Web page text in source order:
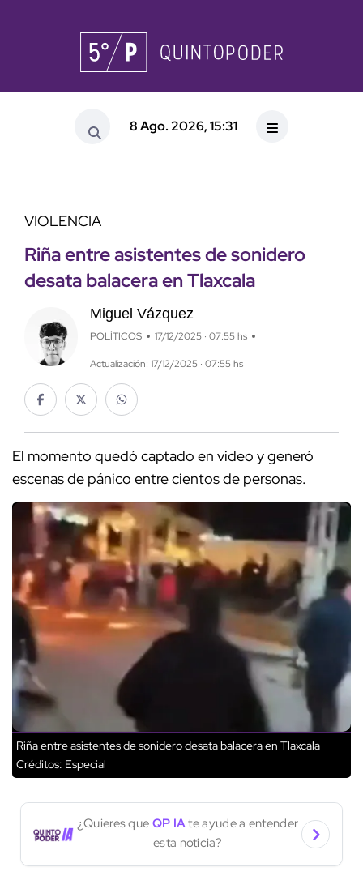
8 Ago. 2026, 15:31
VIOLENCIA
Riña entre asistentes de sonidero
desata balacera en Tlaxcala
Miguel Vázquez
POLÍTICOS 17/12/2025 · 07:55 hs
Actualización: 17/12/2025 · 07:55 hs
El momento quedó captado en video y generó
escenas de pánico entre cientos de personas.
Riña entre asistentes de sonidero desata balacera en Tlaxcala
Créditos: Especial
¿Quieres que QP IAte ayude a entender
esta noticia?